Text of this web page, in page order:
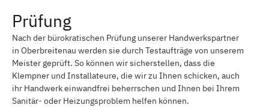
Prüfung
Nach der bürokratischen Prüfung unserer Handwerkspartner
in Oberbreitenau werden sie durch Testaufträge von unserem
Meister geprüft. So können wir sicherstellen, dass die
Klempner und Installateure, die wir zu Ihnen schicken, auch
ihr Handwerk einwandfrei beherrschen und Ihnen bei Ihrem
Sanitär- oder Heizungsproblem helfen können.